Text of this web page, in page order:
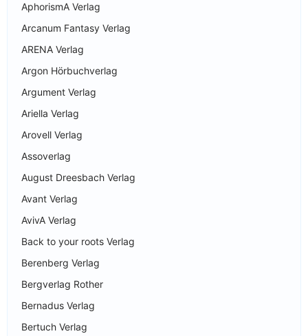
AphorismA Verlag
Arcanum Fantasy Verlag
ARENA Verlag
Argon Hörbuchverlag
Argument Verlag
Ariella Verlag
Arovell Verlag
Assoverlag
August Dreesbach Verlag
Avant Verlag
AvivA Verlag
Back to your roots Verlag
Berenberg Verlag
Bergverlag Rother
Bernadus Verlag
Bertuch Verlag